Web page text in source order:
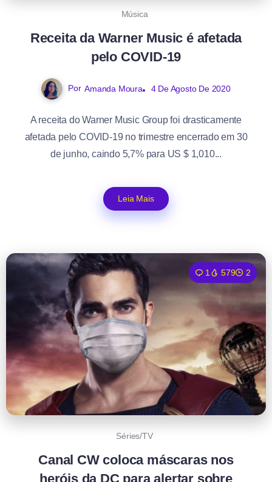
Música
Receita da Warner Music é afetada
pelo COVID-19
Por Amanda Moura 4 De Agosto De 2020
A receita do Warner Music Group foi drasticamente
afetada pelo COVID-19 no trimestre encerrado em 30
de junho, caindo 5,7% para US $ 1,010...
Leia Mais
1 579 2
Séries/TV
Canal CW coloca máscaras nos
heróis da DC para alertar sobre